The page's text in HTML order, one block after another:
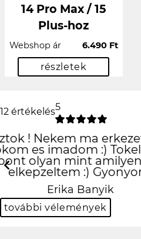
14 Pro Max / 15
Plus-hoz
Webshop ár 6.490 Ft
részletek
12 értékelés5
csúcs lett
köszi!
Viktor Kovács
Previous Next
további vélemények